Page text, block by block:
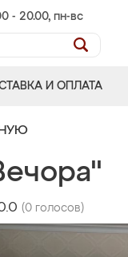
- 20.00, пн-вс
И ОПЛАТА
(0 голосов)